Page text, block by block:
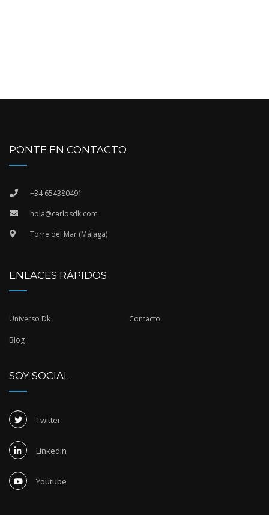
PONTE EN CONTACTO
+34 654380491
hola@carlosdk.com
Torre del Mar (Málaga)
ENLACES RÁPIDOS
Universo Dk Contacto
Blog
SOY SOCIAL
Twitter
Linkedin
Youtube